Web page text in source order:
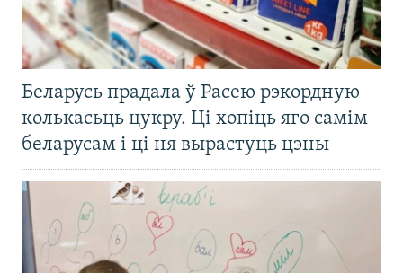
Беларусь прадала ў Расею рэкордную
колькасьць цукру. Ці хопіць яго самім
беларусам і ці ня вырастуць цэны